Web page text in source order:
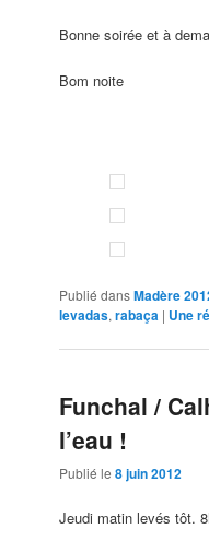
Bonne soirée et à
Bom noite
Publié dansMadère
levadas,rabaça | Une
Funchal /
l’eau !
Publié le8 juin 2012
Jeudi matin levés tôt.